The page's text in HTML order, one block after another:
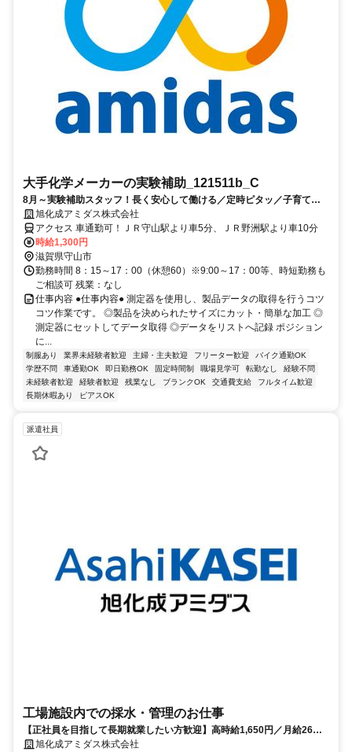
大手化学メーカーの実験補助_121511b_C
8月～実験補助スタッフ！長く安心して働ける／定時ピタッ／子育て世
代にも優しい職場／難しい作業一切なし／時短OK／未経験OK
旭化成アミダス株式会社
アクセス 車通勤可！ＪＲ守山駅より車5分、ＪＲ野洲駅より車10分
時給1,300円
滋賀県守山市
勤務時間 8：15～17：00（休憩60）※9:00～17：00等、時短勤務も
ご相談可 残業：なし
仕事内容 ●仕事内容● 測定器を使用し、製品データの取得を行うコツ
コツ作業です。 ◎製品を決められたサイズにカット・簡単な加工 ◎
測定器にセットしてデータ取得 ◎データをリストへ記録 ポジション
に...
制服あり 業界未経験者歓迎 主婦・主夫歓迎 フリーター歓迎
バイク通勤OK
学歴不問
車通勤OK 即日勤務OK 固定時間制 職場見学可 転勤なし
経験不問
未経験者歓迎
経験者歓迎 残業なし ブランクOK 交通費支給
フルタイム歓迎
長期休暇あり
ピアスOK
派遣社員
工場施設内での採水・管理のお仕事
【正社員を目指して長期就業したい方歓迎】高時給1,650円／月給26万
円以上可／土日祝休み
旭化成アミダス株式会社